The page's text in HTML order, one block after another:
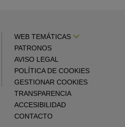
WEB TEMÁTICAS
PATRONOS
AVISO LEGAL
POLÍTICA DE COOKIES
GESTIONAR COOKIES
TRANSPARENCIA
ACCESIBILIDAD
CONTACTO